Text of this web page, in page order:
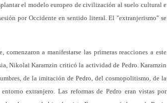
el modelo europeo de civilización al suelo cultural e
por Occidente en sentido literal. El "extranjerismo" se
a manifestarse las primeras reacciones a este
Nikolai Karamzin criticó la actividad de Pedro. Karamzin
de la imitación de Pedro, del cosmopolitismo, de la
extranjero. Las reformas de Pedro eran vistas por